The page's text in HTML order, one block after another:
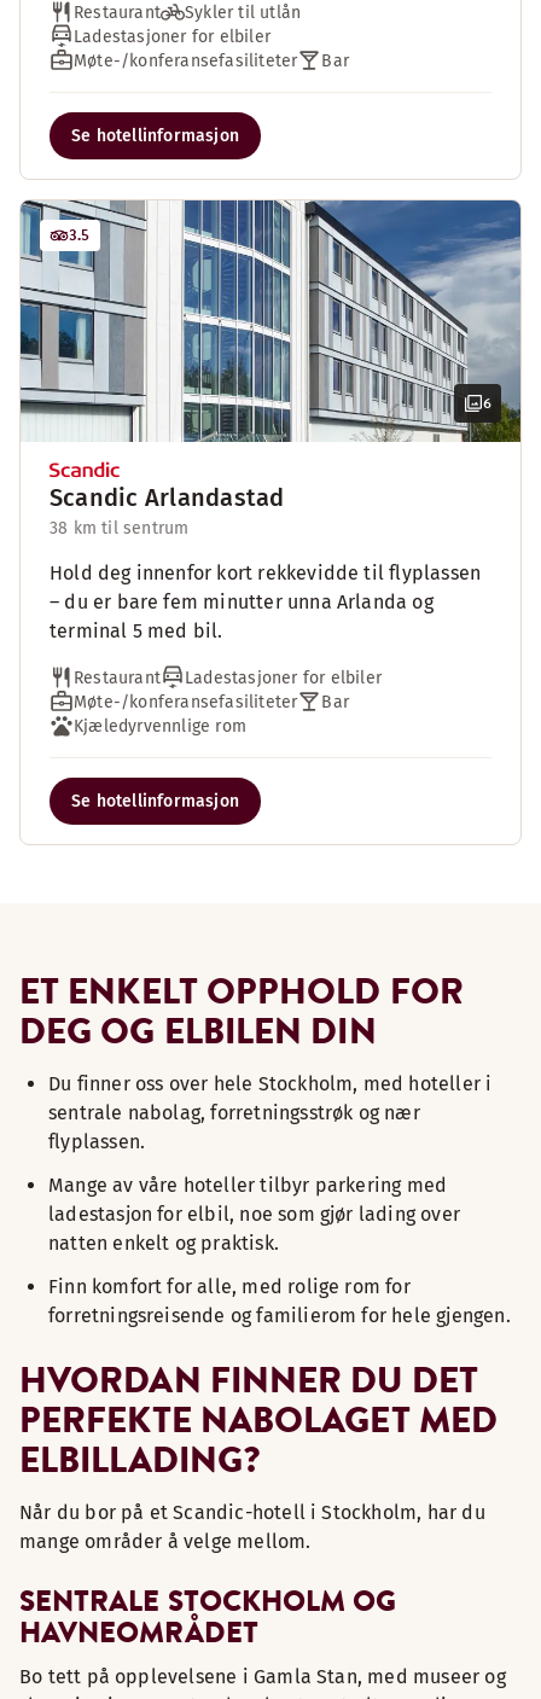
Restaurant
Sykler til utlån
Ladestasjoner for elbiler
Møte-/konferansefasiliteter
Bar
Se hotellinformasjon
6
3.5
Scandic Arlandastad
38 km til sentrum
Hold deg innenfor kort rekkevidde til flyplassen
– du er bare fem minutter unna Arlanda og
terminal 5 med bil.
Restaurant
Ladestasjoner for elbiler
Møte-/konferansefasiliteter
Bar
Kjæledyrvennlige rom
Se hotellinformasjon
ET ENKELT OPPHOLD FOR
DEG OG ELBILEN DIN
Du finner oss over hele Stockholm, med hoteller i
sentrale nabolag, forretningsstrøk og nær
flyplassen.
Mange av våre hoteller tilbyr parkering med
ladestasjon for elbil, noe som gjør lading over
natten enkelt og praktisk.
Finn komfort for alle, med rolige rom for
forretningsreisende og familierom for hele gjengen.
HVORDAN FINNER DU DET
PERFEKTE NABOLAGET MED
ELBILLADING?
Når du bor på et Scandic-hotell i Stockholm, har du
mange områder å velge mellom.
SENTRALE STOCKHOLM OG
HAVNEOMRÅDET
Bo tett på opplevelsene i Gamla Stan, med museer og